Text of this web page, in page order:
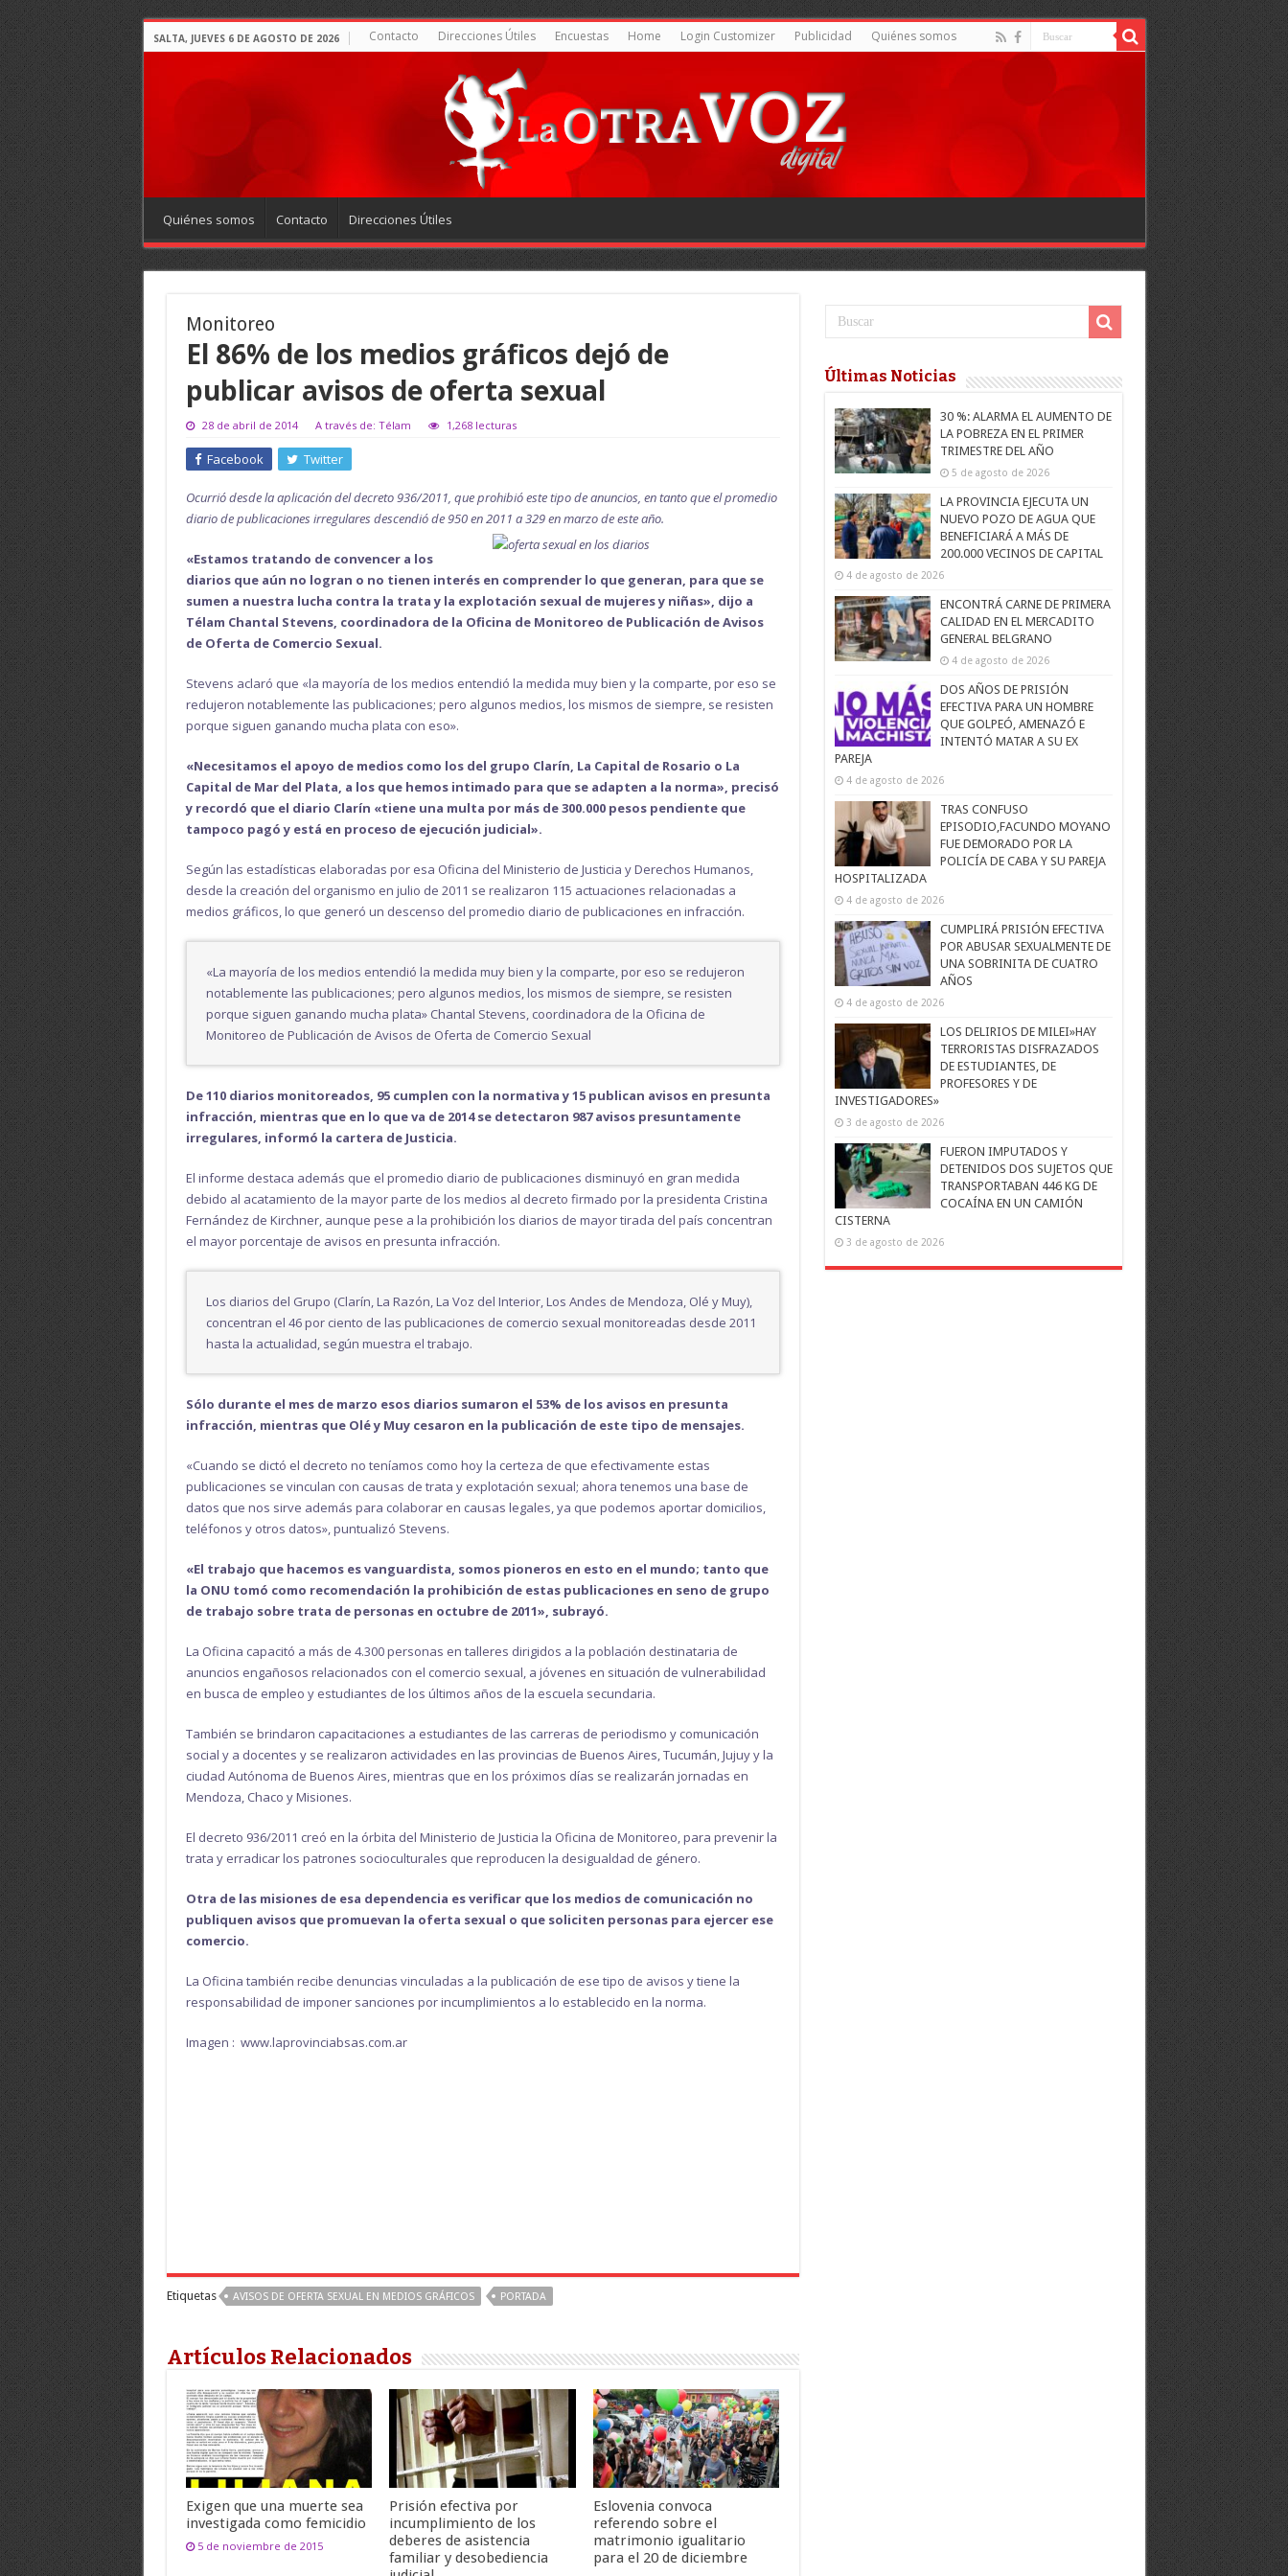
SALTA, JUEVES 6 DE AGOSTO DE 2026 Contacto Direcciones Útiles Encuestas Home Login Customizer Publicidad Quiénes somos
Quiénes somos Contacto Direcciones Útiles
Monitoreo
El 86% de los medios gráficos dejó de
publicar avisos de oferta sexual
28 de abril de 2014 A través de: Télam 1,268 lecturas
Facebook Twitter
Ocurrió desde la aplicación del decreto 936/2011, que prohibió este tipo de anuncios, en tanto que el promedio
diario de publicaciones irregulares descendió de 950 en 2011 a 329 en marzo de este año.
«Estamos tratando de convencer a los
diarios que aún no logran o no tienen interés en comprender lo que generan, para que se
sumen a nuestra lucha contra la trata y la explotación sexual de mujeres y niñas», dijo a
Télam Chantal Stevens, coordinadora de la Oficina de Monitoreo de Publicación de Avisos
de Oferta de Comercio Sexual.
Stevens aclaró que «la mayoría de los medios entendió la medida muy bien y la comparte, por eso se
redujeron notablemente las publicaciones; pero algunos medios, los mismos de siempre, se resisten
porque siguen ganando mucha plata con eso».
«Necesitamos el apoyo de medios como los del grupo Clarín, La Capital de Rosario o La
Capital de Mar del Plata, a los que hemos intimado para que se adapten a la norma», precisó
y recordó que el diario Clarín «tiene una multa por más de 300.000 pesos pendiente que
tampoco pagó y está en proceso de ejecución judicial».
Según las estadísticas elaboradas por esa Oficina del Ministerio de Justicia y Derechos Humanos,
desde la creación del organismo en julio de 2011 se realizaron 115 actuaciones relacionadas a
medios gráficos, lo que generó un descenso del promedio diario de publicaciones en infracción.
«La mayoría de los medios entendió la medida muy bien y la comparte, por eso se redujeron
notablemente las publicaciones; pero algunos medios, los mismos de siempre, se resisten
porque siguen ganando mucha plata» Chantal Stevens, coordinadora de la Oficina de
Monitoreo de Publicación de Avisos de Oferta de Comercio Sexual
De 110 diarios monitoreados, 95 cumplen con la normativa y 15 publican avisos en presunta
infracción, mientras que en lo que va de 2014 se detectaron 987 avisos presuntamente
irregulares, informó la cartera de Justicia.
El informe destaca además que el promedio diario de publicaciones disminuyó en gran medida
debido al acatamiento de la mayor parte de los medios al decreto firmado por la presidenta Cristina
Fernández de Kirchner, aunque pese a la prohibición los diarios de mayor tirada del país concentran
el mayor porcentaje de avisos en presunta infracción.
Los diarios del Grupo (Clarín, La Razón, La Voz del Interior, Los Andes de Mendoza, Olé y Muy),
concentran el 46 por ciento de las publicaciones de comercio sexual monitoreadas desde 2011
hasta la actualidad, según muestra el trabajo.
Sólo durante el mes de marzo esos diarios sumaron el 53% de los avisos en presunta
infracción, mientras que Olé y Muy cesaron en la publicación de este tipo de mensajes.
«Cuando se dictó el decreto no teníamos como hoy la certeza de que efectivamente estas
publicaciones se vinculan con causas de trata y explotación sexual; ahora tenemos una base de
datos que nos sirve además para colaborar en causas legales, ya que podemos aportar domicilios,
teléfonos y otros datos», puntualizó Stevens.
«El trabajo que hacemos es vanguardista, somos pioneros en esto en el mundo; tanto que
la ONU tomó como recomendación la prohibición de estas publicaciones en seno de grupo
de trabajo sobre trata de personas en octubre de 2011», subrayó.
La Oficina capacitó a más de 4.300 personas en talleres dirigidos a la población destinataria de
anuncios engañosos relacionados con el comercio sexual, a jóvenes en situación de vulnerabilidad
en busca de empleo y estudiantes de los últimos años de la escuela secundaria.
También se brindaron capacitaciones a estudiantes de las carreras de periodismo y comunicación
social y a docentes y se realizaron actividades en las provincias de Buenos Aires, Tucumán, Jujuy y la
ciudad Autónoma de Buenos Aires, mientras que en los próximos días se realizarán jornadas en
Mendoza, Chaco y Misiones.
El decreto 936/2011 creó en la órbita del Ministerio de Justicia la Oficina de Monitoreo, para prevenir la
trata y erradicar los patrones socioculturales que reproducen la desigualdad de género.
Otra de las misiones de esa dependencia es verificar que los medios de comunicación no
publiquen avisos que promuevan la oferta sexual o que soliciten personas para ejercer ese
comercio.
La Oficina también recibe denuncias vinculadas a la publicación de ese tipo de avisos y tiene la
responsabilidad de imponer sanciones por incumplimientos a lo establecido en la norma.
Imagen : www.laprovinciabsas.com.ar
Etiquetas AVISOS DE OFERTA SEXUAL EN MEDIOS GRÁFICOS PORTADA
Artículos Relacionados
Exigen que una muerte sea
investigada como femicidio
5 de noviembre de 2015
Prisión efectiva por
incumplimiento de los
deberes de asistencia
familiar y desobediencia
Eslovenia convoca
referendo sobre el
matrimonio igualitario
para el 20 de diciembre
Últimas Noticias
30 %: ALARMA EL AUMENTO DE
LA POBREZA EN EL PRIMER
TRIMESTRE DEL AÑO
5 de agosto de 2026
LA PROVINCIA EJECUTA UN
NUEVO POZO DE AGUA QUE
BENEFICIARÁ A MÁS DE
200.000 VECINOS DE CAPITAL
4 de agosto de 2026
ENCONTRÁ CARNE DE PRIMERA
CALIDAD EN EL MERCADITO
GENERAL BELGRANO
4 de agosto de 2026
DOS AÑOS DE PRISIÓN
EFECTIVA PARA UN HOMBRE
QUE GOLPEÓ, AMENAZÓ E
INTENTÓ MATAR A SU EX
PAREJA
4 de agosto de 2026
TRAS CONFUSO
EPISODIO,FACUNDO MOYANO
FUE DEMORADO POR LA
POLICÍA DE CABA Y SU PAREJA
HOSPITALIZADA
4 de agosto de 2026
CUMPLIRÁ PRISIÓN EFECTIVA
POR ABUSAR SEXUALMENTE DE
UNA SOBRINITA DE CUATRO
AÑOS
4 de agosto de 2026
LOS DELIRIOS DE MILEI»HAY
TERRORISTAS DISFRAZADOS
DE ESTUDIANTES, DE
PROFESORES Y DE
INVESTIGADORES»
3 de agosto de 2026
FUERON IMPUTADOS Y
DETENIDOS DOS SUJETOS QUE
TRANSPORTABAN 446 KG DE
COCAÍNA EN UN CAMIÓN
CISTERNA
3 de agosto de 2026